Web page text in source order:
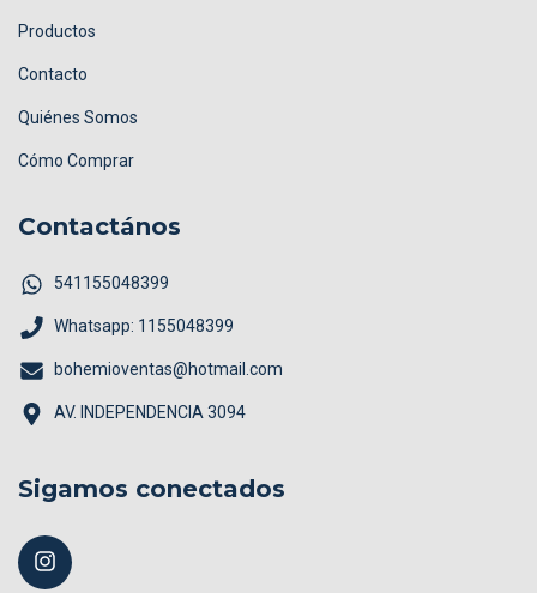
Productos
Contacto
Quiénes Somos
Cómo Comprar
Contactános
541155048399
Whatsapp: 1155048399
bohemioventas@hotmail.com
AV. INDEPENDENCIA 3094
Sigamos conectados